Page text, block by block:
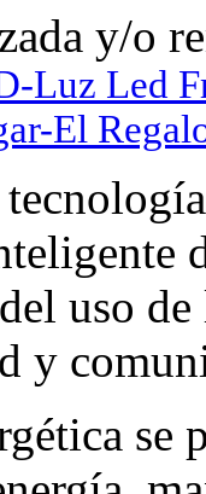
y/o
Luz Led
El
uso
y
se